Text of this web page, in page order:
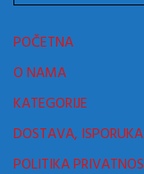
POČETNA
O NAMA
KATEGORIJE
DOSTAVA,
POLITIKA